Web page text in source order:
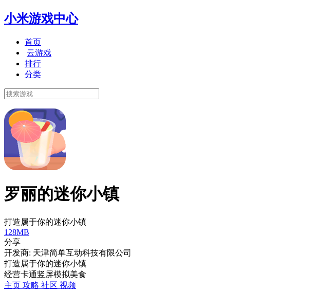
小米游戏中心
首页
云游戏
排行
分类
罗丽的迷你小镇
打造属于你的迷你小镇
128MB
分享
开发商: 天津简单互动科技有限公司
打造属于你的迷你小镇
经营卡通竖屏模拟美食
主页 攻略 社区 视频